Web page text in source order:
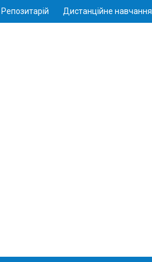
Репозитарій Дистанційне навчання